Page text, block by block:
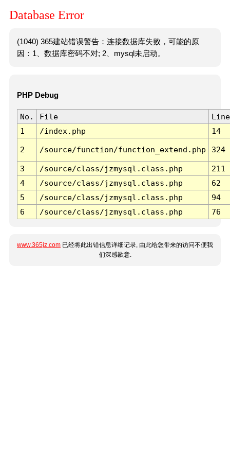
Database Error
(1040) 365建站错误警告：连接数据库失败，可能的原
因：1、数据库密码不对; 2、mysql未启动。
PHP Debug
No. File
Line
1
/index.php 14
2 /source/function/function_extend.php 324
3 /source/class/jzmysql.class.php
211
4
/source/class/jzmysql.class.php
62
5
/source/class/jzmysql.class.php
94
6
/source/class/jzmysql.class.php 76
www.365jz.com 已经将此出错信息详细记录, 由此给您带来的访问不便我
们深感歉意.